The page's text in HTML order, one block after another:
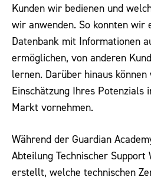
Kunden wir bedienen und
wir anwenden. So konnten wir
Datenbank mit Informationen
ermöglichen, von anderen
lernen. Darüber hinaus
Einschätzung Ihres Potenzials
Markt vornehmen.
Während der Guardian
Abteilung Technischer Support
erstellt, welche technischen